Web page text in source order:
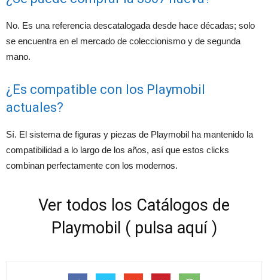
No. Es una referencia descatalogada desde hace décadas; solo
se encuentra en el mercado de coleccionismo y de segunda
mano.
¿Es compatible con los Playmobil
actuales?
Sí. El sistema de figuras y piezas de Playmobil ha mantenido la
compatibilidad a lo largo de los años, así que estos clicks
combinan perfectamente con los modernos.
Ver todos los Catálogos de
Playmobil ( pulsa aquí )